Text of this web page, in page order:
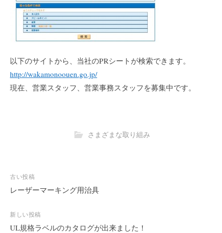
以下のサイトから、当社のPRシートが検索できます。
http://wakamonoouen.go.jp/
現在、営業スタッフ、営業事務スタッフを募集中です。
さまざまな取り組み
投
稿
ビ
古い投稿
レーザーマーキング用治具
新しい投稿
UL規格ラベルのカタログが出来ました！